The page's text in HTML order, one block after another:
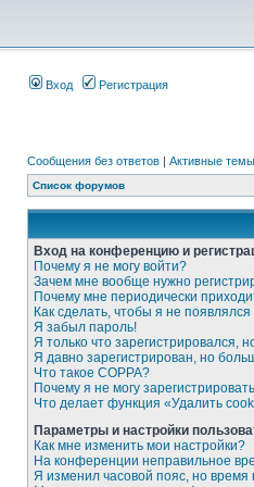
Вход Регистрация
Сообщения без ответов | Активные темы
Список форумов
Вход на конференцию и
Почему я не могу войти?
Зачем мне вообще нужно
Почему мне периодически
Как сделать, чтобы я не
Я забыл пароль!
Я только что зарегистрировался,
Я давно зарегистрирован, но
Что такое COPPA?
Почему я не могу
Что делает функция «Удалить
Параметры и настройки
Как мне изменить мои настройки?
На конференции неправильное
Я изменил часовой пояс, но время